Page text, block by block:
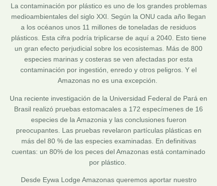
La contaminación por plástico es uno de los grandes problemas
medioambientales del siglo XXI. Según la ONU cada año llegan
a los océanos unos 11 millones de toneladas de residuos
plásticos. Esta cifra podría triplicarse de aquí a 2040. Esto tiene
un gran efecto perjudicial sobre los ecosistemas. Más de 800
especies marinas y costeras se ven afectadas por esta
contaminación por ingestión, enredo y otros peligros. Y el
Amazonas no es una excepción.
Una reciente investigación de la Universidad Federal de Pará en
Brasil realizó pruebas estomacales a 172 especímenes de 16
especies de la Amazonia y las conclusiones fueron
preocupantes. Las pruebas revelaron partículas plásticas en
más del 80 % de las especies examinadas. En definitivas
cuentas: un 80% de los peces del Amazonas está contaminado
por plástico.
Desde Eywa Lodge Amazonas queremos aportar nuestro